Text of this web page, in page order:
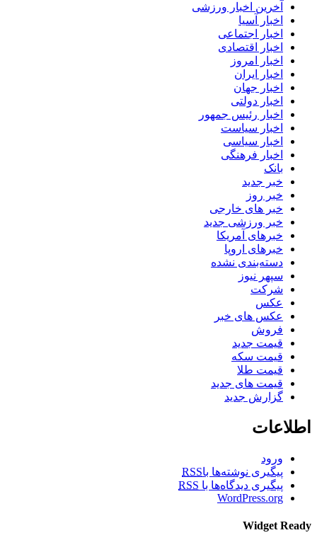
آخرین اخبار ورزشی
اخبار آسیا
اخبار اجتماعی
اخبار اقتصادی
اخبار امروز
اخبار ایران
اخبار جهان
اخبار دولتی
اخبار رئیس جمهور
اخبار سیاست
اخبار سیاسی
اخبار فرهنگی
بانک
خبر جدید
خبر روز
خبر های خارجی
خبر ورزشی جدید
خبرهای آمریکا
خبرهای اروپا
دسته‌بندی نشده
سپهر نیوز
شرکت
عکس
عکس های خبر
فروش
قیمت جدید
قیمت سکه
قیمت طلا
قیمت های جدید
گزارش جدید
اطلاعات
ورود
پیگیری نوشته‌ها باRSS
پیگیری دیدگاه‌ها با RSS
WordPress.org
Widget Ready